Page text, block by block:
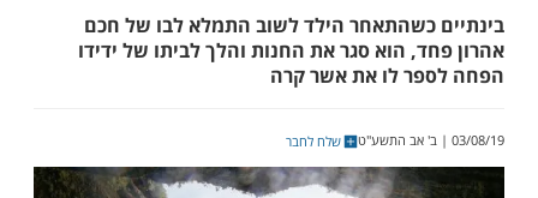
מייסדי תל אביב
הוא סגר את החנות והלך לביתו של ידידו
לו את אשר קרה